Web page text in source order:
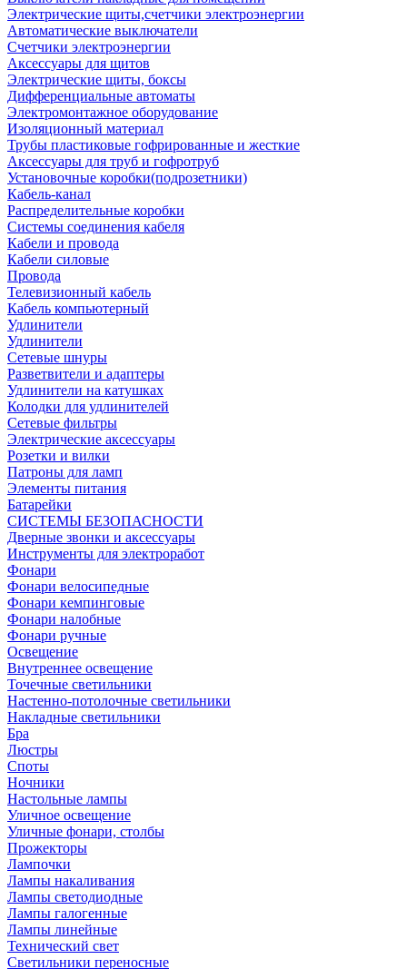
Электрические щиты,счетчики электроэнергии
Автоматические выключатели
Счетчики электроэнергии
Аксессуары для щитов
Электрические щиты, боксы
Дифференциальные автоматы
Электромонтажное оборудование
Изоляционный материал
Трубы пластиковые гофрированные и жесткие
Аксессуары для труб и гофротруб
Установочные коробки(подрозетники)
Кабель-канал
Распределительные коробки
Системы соединения кабеля
Кабели и провода
Кабели силовые
Провода
Телевизионный кабель
Кабель компьютерный
Удлинители
Удлинители
Сетевые шнуры
Разветвители и адаптеры
Удлинители на катушках
Колодки для удлинителей
Сетевые фильтры
Электрические аксессуары
Розетки и вилки
Патроны для ламп
Элементы питания
Батарейки
СИСТЕМЫ БЕЗОПАСНОСТИ
Дверные звонки и аксессуары
Инструменты для электроработ
Фонари
Фонари велосипедные
Фонари кемпинговые
Фонари налобные
Фонари ручные
Освещение
Внутреннее освещение
Точечные светильники
Настенно-потолочные светильники
Накладные светильники
Бра
Люстры
Споты
Ночники
Настольные лампы
Уличное освещение
Уличные фонари, столбы
Прожекторы
Лампочки
Лампы накаливания
Лампы светодиодные
Лампы галогенные
Лампы линейные
Технический свет
Светильники переносные